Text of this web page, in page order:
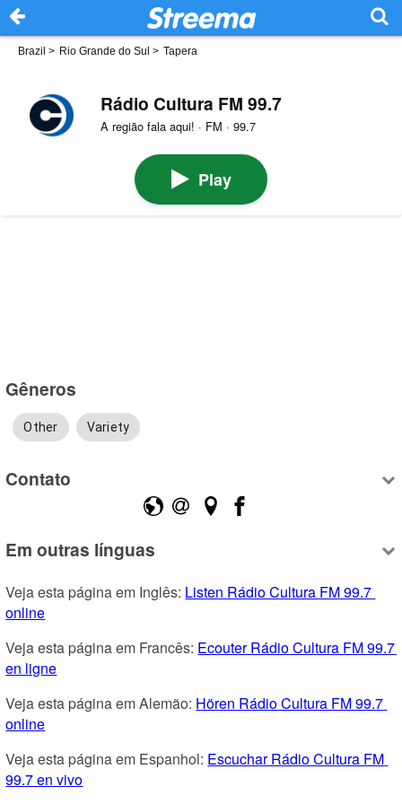
Brazil > Rio Grande do Sul > Tapera
Rádio Cultura FM 99.7
A região fala aqui! · FM · 99.7
Play
Gêneros
Other Variety
Contato
Em outras línguas
Veja esta página em Inglês: Listen Rádio Cultura FM 99.7
online
Veja esta página em Francês: Ecouter Rádio Cultura FM 99.7
en ligne
Veja esta página em Alemão: Hören Rádio Cultura FM 99.7
online
Veja esta página em Espanhol: Escuchar Rádio Cultura FM
99.7 en vivo